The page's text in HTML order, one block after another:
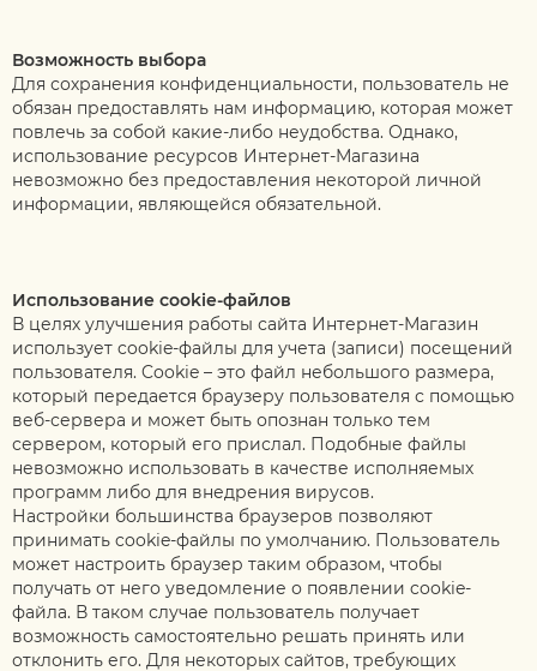
Возможность выбора
Для сохранения конфиденциальности, пользователь не
обязан предоставлять нам информацию, которая может
повлечь за собой какие-либо неудобства. Однако,
использование ресурсов Интернет-Магазина
невозможно без предоставления некоторой личной
информации, являющейся обязательной.
Использование cookie-файлов
В целях улучшения работы сайта Интернет-Магазин
использует cookie-файлы для учета (записи) посещений
пользователя. Cookie – это файл небольшого размера,
который передается браузеру пользователя с помощью
веб-сервера и может быть опознан только тем
сервером, который его прислал. Подобные файлы
невозможно использовать в качестве исполняемых
программ либо для внедрения вирусов.
Настройки большинства браузеров позволяют
принимать cookie-файлы по умолчанию. Пользователь
может настроить браузер таким образом, чтобы
получать от него уведомление о появлении cookie-
файла. В таком случае пользователь получает
возможность самостоятельно решать принять или
отклонить его. Для некоторых сайтов, требующих